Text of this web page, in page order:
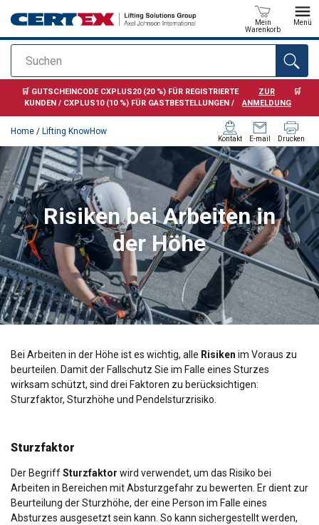
Suchen
Mein
Warenkorb
Menü
Anfragen
🛒 GUTSCHEINCODE CXPLUS20 (20 %) FÜR REGISTRIERTE
KUNDEN / CXPLUS10 (10 %) FÜR GASTBESTELLUNGEN /
ZUR
ANMELDUNG
🛒
Home / Lifting KnowHow
Kontakt E-mail Drucken
Risiken bei Arbeiten in
der Höhe
Bei Arbeiten in der Höhe ist es wichtig, alle Risiken im Voraus zu
beurteilen. Damit der Fallschutz Sie im Falle eines Sturzes
wirksam schützt, sind drei Faktoren zu berücksichtigen:
Sturzfaktor, Sturzhöhe und Pendelsturzrisiko.
Sturzfaktor
Der BegriffSturzfaktor wird verwendet, um das Risiko bei
Arbeiten in Bereichen mit Absturzgefahr zu bewerten. Er dient zur
Beurteilung der Sturzhöhe, der eine Person im Falle eines
Absturzes ausgesetzt sein kann. So kann sichergestellt werden,